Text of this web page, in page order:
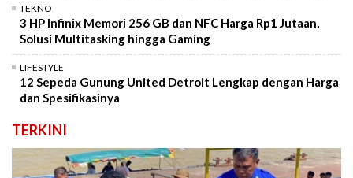
TEKNO
3 HP Infinix Memori 256 GB dan NFC Harga Rp1 Jutaan,
Solusi Multitasking hingga Gaming
LIFESTYLE
12 Sepeda Gunung United Detroit Lengkap dengan Harga
dan Spesifikasinya
TERKINI